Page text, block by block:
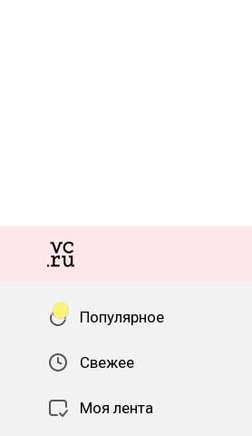
Популярное
Свежее
Моя лента